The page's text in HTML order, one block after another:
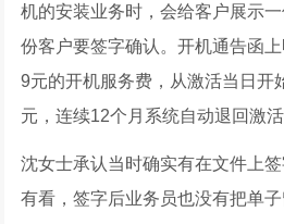
机的安装业务时，会给客户展示
份客户要签字确认。开机通告函
9元的开机服务费，从激活当日开
元，连续12个月系统自动退回激活
沈女士承认当时确实有在文件上
有看，签字后业务员也没有把单子